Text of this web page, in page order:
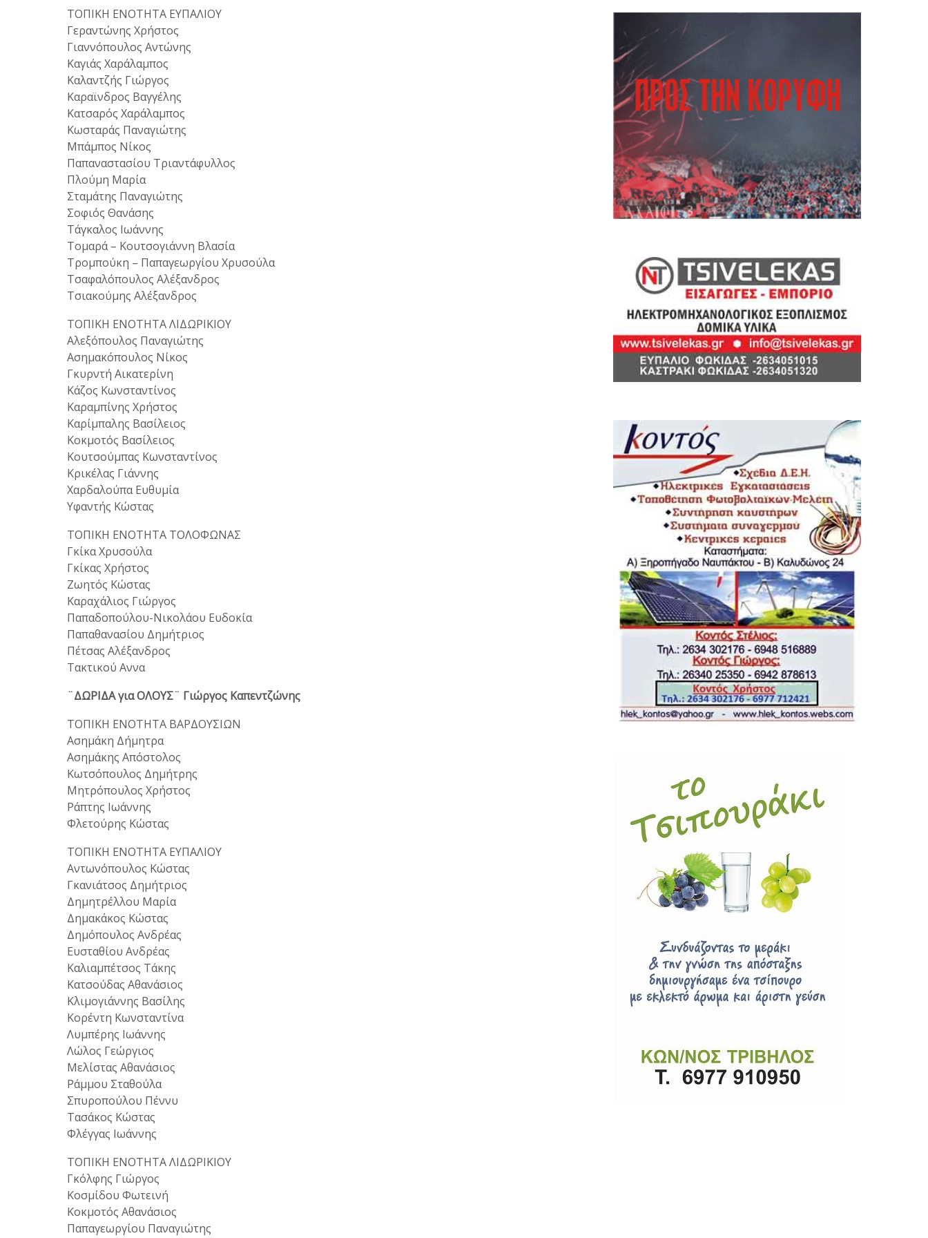
ΤΟΠΙΚΗ ΕΝΟΤΗΤΑ ΕΥΠΑΛΙΟΥ
Γεραντώνης Χρήστος
Γιαννόπουλος Αντώνης
Καγιάς Χαράλαμπος
Καλαντζής Γιώργος
Καραϊνδρος Βαγγέλης
Κατσαρός Χαράλαμπος
Κωσταράς Παναγιώτης
Μπάμπος Νίκος
Παπαναστασίου Τριαντάφυλλος
Πλούμη Μαρία
Σταμάτης Παναγιώτης
Σοφιός Θανάσης
Τάγκαλος Ιωάννης
Τομαρά – Κουτσογιάννη Βλασία
Τρομπούκη – Παπαγεωργίου Χρυσούλα
Τσαφαλόπουλος Αλέξανδρος
Τσιακούμης Αλέξανδρος
ΤΟΠΙΚΗ ΕΝΟΤΗΤΑ ΛΙΔΩΡΙΚΙΟΥ
Αλεξόπουλος Παναγιώτης
Ασημακόπουλος Νίκος
Γκυρντή Αικατερίνη
Κάζος Κωνσταντίνος
Καραμπίνης Χρήστος
Καρίμπαλης Βασίλειος
Κοκμοτός Βασίλειος
Κουτσούμπας Κωνσταντίνος
Κρικέλας Γιάννης
Χαρδαλούπα Ευθυμία
Υφαντής Κώστας
ΤΟΠΙΚΗ ΕΝΟΤΗΤΑ ΤΟΛΟΦΩΝΑΣ
Γκίκα Χρυσούλα
Γκίκας Χρήστος
Ζωητός Κώστας
Καραχάλιος Γιώργος
Παπαδοπούλου-Νικολάου Ευδοκία
Παπαθανασίου Δημήτριος
Πέτσας Αλέξανδρος
Τακτικού Αννα
¨ΔΩΡΙΔΑ για ΟΛΟΥΣ¨ Γιώργος Καπεντζώνης
ΤΟΠΙΚΗ ΕΝΟΤΗΤΑ ΒΑΡΔΟΥΣΙΩΝ
Ασημάκη Δήμητρα
Ασημάκης Απόστολος
Κωτσόπουλος Δημήτρης
Μητρόπουλος Χρήστος
Ράπτης Ιωάννης
Φλετούρης Κώστας
ΤΟΠΙΚΗ ΕΝΟΤΗΤΑ ΕΥΠΑΛΙΟΥ
Αντωνόπουλος Κώστας
Γκανιάτσος Δημήτριος
Δημητρέλλου Μαρία
Δημακάκος Κώστας
Δημόπουλος Ανδρέας
Ευσταθίου Ανδρέας
Καλιαμπέτσος Τάκης
Κατσούδας Αθανάσιος
Κλιμογιάννης Βασίλης
Κορέντη Κωνσταντίνα
Λυμπέρης Ιωάννης
Λώλος Γεώργιος
Μελίστας Αθανάσιος
Ράμμου Σταθούλα
Σπυροπούλου Πέννυ
Τασάκος Κώστας
Φλέγγας Ιωάννης
ΤΟΠΙΚΗ ΕΝΟΤΗΤΑ ΛΙΔΩΡΙΚΙΟΥ
Γκόλφης Γιώργος
Κοσμίδου Φωτεινή
Κοκμοτός Αθανάσιος
Παπαγεωργίου Παναγιώτης